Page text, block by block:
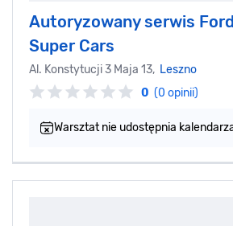
Autoryzowany serwis
Super Cars
Al. Konstytucji 3 Maja 13, Leszno
0 (0 opinii)
Warsztat nie udostępnia